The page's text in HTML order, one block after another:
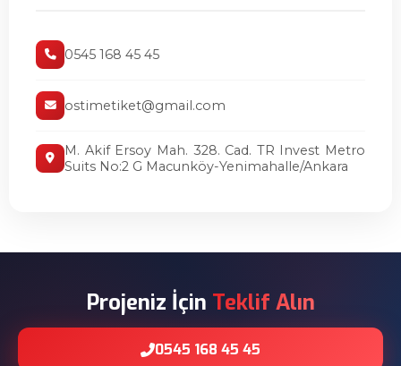
0545 168 45 45
ostimetiket@gmail.com
M. Akif Ersoy Mah. 328. Cad. TR Invest Metro
Suits No:2 G Macunköy-Yenimahalle/Ankara
Projeniz İçin Teklif Alın
0545 168 45 45